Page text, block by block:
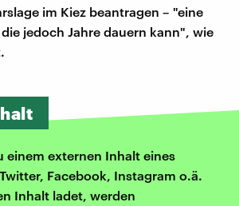
im Kiez beantragen – "eine
jedoch Jahre dauern kann", wie
einem externen Inhalt eines
Facebook, Instagram o.ä.
Inhalt ladet, werden